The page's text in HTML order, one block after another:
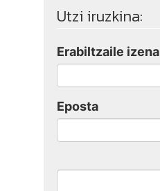
Utzi iruzkina:
Erabiltzaile izena
Eposta